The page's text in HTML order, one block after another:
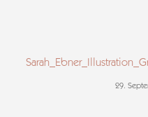
29.